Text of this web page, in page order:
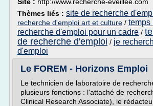
Thèmes liés : site de recherche
recherche d'emploi art et culture / temps
recherche d'emploi pour un cadre /
de recherche d'emploi / je
d'emploi
Le FOREM - Horizons Emploi
Le technicien de laboratoire de
plusieurs fonctions : l'attaché de
Clinical Research Associate), le